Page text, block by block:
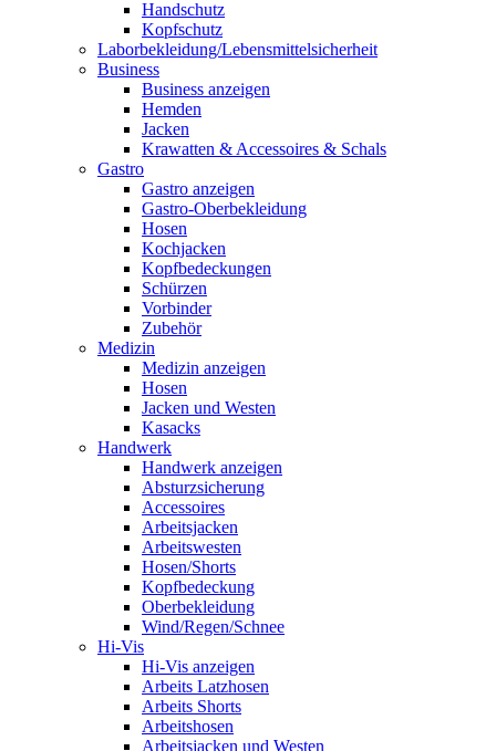
Handschutz
Kopfschutz
Laborbekleidung/Lebensmittelsicherheit
Business
Business anzeigen
Hemden
Jacken
Krawatten & Accessoires & Schals
Gastro
Gastro anzeigen
Gastro-Oberbekleidung
Hosen
Kochjacken
Kopfbedeckungen
Schürzen
Vorbinder
Zubehör
Medizin
Medizin anzeigen
Hosen
Jacken und Westen
Kasacks
Handwerk
Handwerk anzeigen
Absturzsicherung
Accessoires
Arbeitsjacken
Arbeitswesten
Hosen/Shorts
Kopfbedeckung
Oberbekleidung
Wind/Regen/Schnee
Hi-Vis
Hi-Vis anzeigen
Arbeits Latzhosen
Arbeits Shorts
Arbeitshosen
Arbeitsjacken und Westen